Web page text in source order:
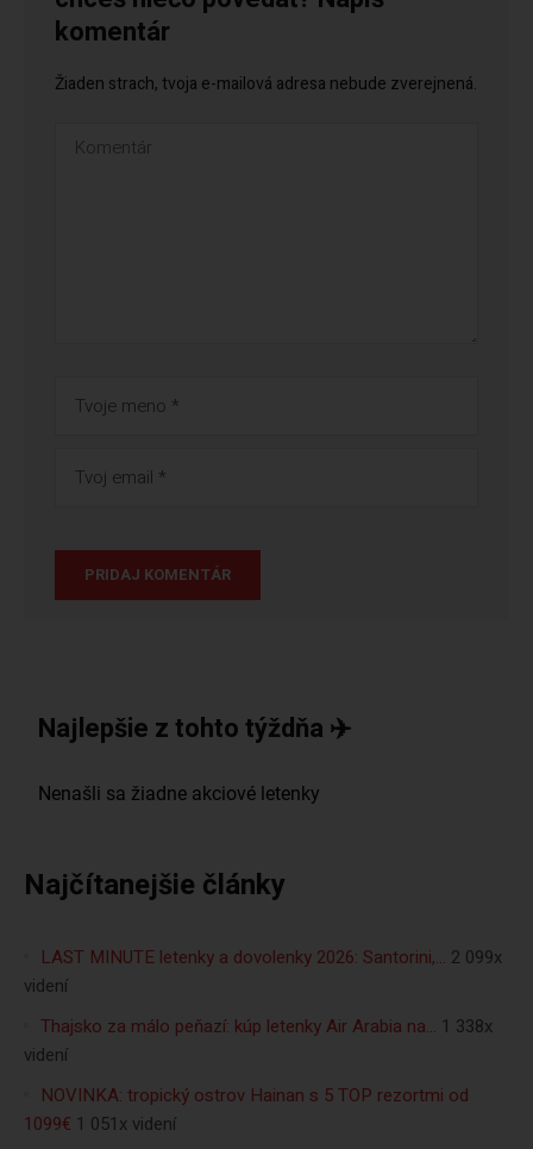
komentár
Žiaden strach, tvoja e-mailová adresa nebude zverejnená.
Najlepšie z tohto týždňa ✈️
Najčítanejšie články
LAST MINUTE letenky a dovolenky 2026: Santorini,… 2 099x
videní
Thajsko za málo peňazí: kúp letenky Air Arabia na… 1 338x
videní
NOVINKA: tropický ostrov Hainan s 5 TOP rezortmi od
1099€ 1 051x videní